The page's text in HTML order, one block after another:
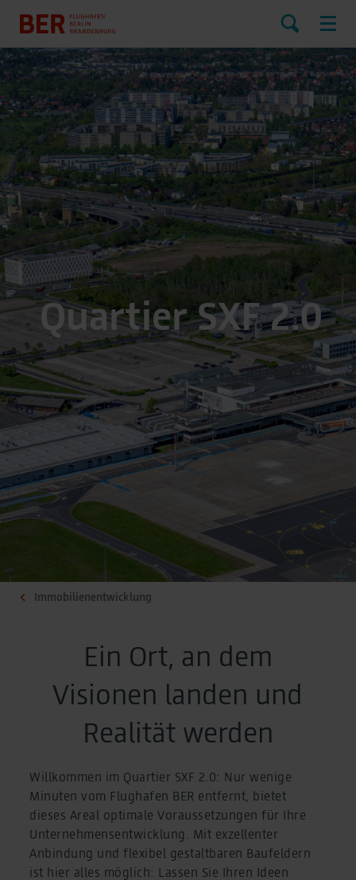
Quartier SXF 2.0
Immobilienentwicklung
Ein Ort, an dem
Visionen landen und
Realität werden
Willkommen im Quartier SXF 2.0: Nur wenige
Minuten vom Flughafen BER entfernt, bietet
dieses Areal optimale Voraussetzungen für Ihre
Unternehmensentwicklung. Mit exzellenter
Anbindung und flexibel gestaltbaren Baufeldern
ist hier alles möglich: Lassen Sie Ihren Ideen